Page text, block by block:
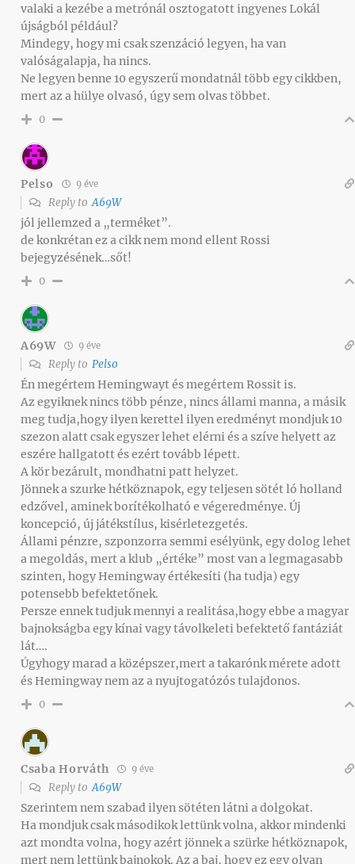
valaki a kezébe a metrónál osztogatott ingyenes Lokál
újságból például?
Mindegy, hogy mi csak szenzáció legyen, ha van
valóságalapja, ha nincs.
Ne legyen benne 10 egyszerű mondatnál több egy cikkben,
mert az a hülye olvasó, úgy sem olvas többet.
0
Pelso 9 éve
Reply toA69W
jól jellemzed a „terméket”.
de konkrétan ez a cikk nem mond ellent Rossi
bejegyzésének…sőt!
0
A69W 9 éve
Reply to Pelso
Én megértem Hemingwayt és megértem Rossit is.
Az egyiknek nincs több pénze, nincs állami manna, a másik
meg tudja,hogy ilyen kerettel ilyen eredményt mondjuk 10
szezon alatt csak egyszer lehet elérni és a szíve helyett az
eszére hallgatott és ezért tovább lépett.
A kör bezárult, mondhatni patt helyzet.
Jönnek a szurke hétköznapok, egy teljesen sötét ló holland
edzővel, aminek borítékolható e végeredménye. Új
koncepció, új játékstílus, kisérletezgetés.
Állami pénzre, szponzorra semmi esélyünk, egy dolog lehet
a megoldás, mert a klub „értéke” most van a legmagasabb
szinten, hogy Hemingway értékesíti (ha tudja) egy
potensebb befektetőnek.
Persze ennek tudjuk mennyi a realitása,hogy ebbe a magyar
bajnokságba egy kínai vagy távolkeleti befektető fantáziát
lát….
Úgyhogy marad a középszer,mert a takarónk mérete adott
és Hemingway nem az a nyujtogatózós tulajdonos.
0
Csaba Horváth 9 éve
Reply toA69W
Szerintem nem szabad ilyen sötéten látni a dolgokat.
Ha mondjuk csak másodikok lettünk volna, akkor mindenki
azt mondta volna, hogy azért jönnek a szürke hétköznapok,
mert nem lettünk bajnokok. Az a baj, hogy ez egy olyan